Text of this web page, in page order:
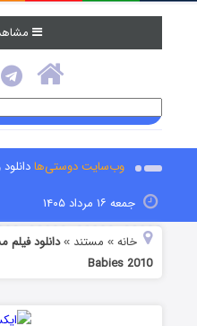
وب‌سایت دوستی‌ها
جمعه ۱۶ مرداد ۱۴۰۵
خانه » مستند »دانلود
Babies 2010